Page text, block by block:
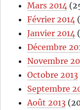
Mars 2014
Février 2014
Janvier 2014
Décembre
Novembre
Octobre 2013
Septembre
Août 2013